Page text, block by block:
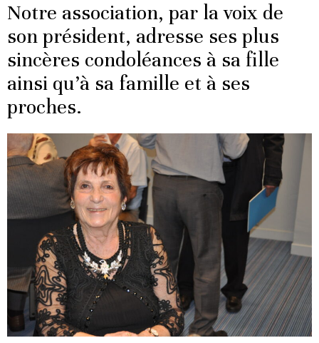
Notre association, par la voix de
son président, adresse ses plus
sincères condoléances à sa fille
ainsi qu’à sa famille et à ses
proches.